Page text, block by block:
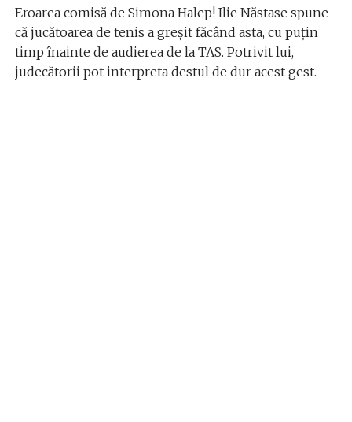
Eroarea comisă de Simona Halep! Ilie Năstase spune
că jucătoarea de tenis a greșit făcând asta, cu puțin
timp înainte de audierea de la TAS. Potrivit lui,
judecătorii pot interpreta destul de dur acest gest.